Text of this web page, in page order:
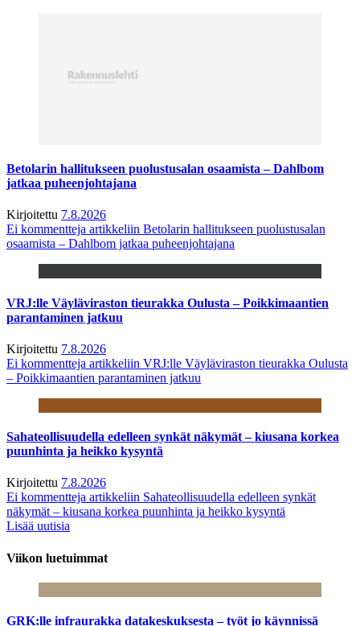
Betolarin hallitukseen puolustusalan osaamista – Dahlbom
jatkaa puheenjohtajana
Kirjoitettu 7.8.2026
Ei kommentteja artikkeliin Betolarin hallitukseen puolustusalan
osaamista – Dahlbom jatkaa puheenjohtajana
VRJ:lle Väyläviraston tieurakka Oulusta – Poikkimaantien
parantaminen jatkuu
Kirjoitettu 7.8.2026
Ei kommentteja artikkeliin VRJ:lle Väyläviraston tieurakka Oulusta
– Poikkimaantien parantaminen jatkuu
Sahateollisuudella edelleen synkät näkymät – kiusana korkea
puunhinta ja heikko kysyntä
Kirjoitettu 7.8.2026
Ei kommentteja artikkeliin Sahateollisuudella edelleen synkät
näkymät – kiusana korkea puunhinta ja heikko kysyntä
Lisää uutisia
Viikon luetuimmat
GRK:lle infraurakka datakeskuksesta – työt jo käynnissä